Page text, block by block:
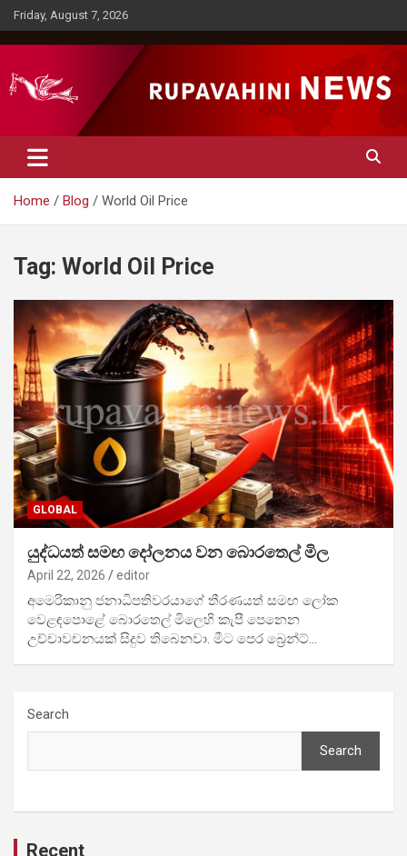
Skip
to
content
Friday, August 7, 2026
Rupavahini News
Home Blog World Oil Price
Tag: World Oil Price
GLOBAL
යුද්ධයත් සමඟ දෝලනය වන බොරතෙල් මිල
April 22, 2026 editor
අමෙරිකානු ජනාධිපතිවරයාගේ තීරණයත් සමඟ ලෝක
වෙළඳපොළේ බොරතෙල් මිලෙහි කැපී පෙනෙන
උච්චාවචනයක් සිදුව තිබෙනවා. මීට පෙර බ්‍රෙන්ට්…
Search
Search
Recent